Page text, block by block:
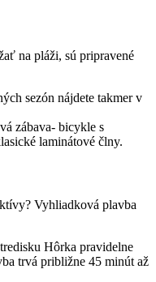
na pláži, sú pripravené
sezón nájdete takmer v
zábava- bicykle s
laminátové člny.
Vyhliadková plavba
Hôrka pravidelne
trvá približne 45 minút až